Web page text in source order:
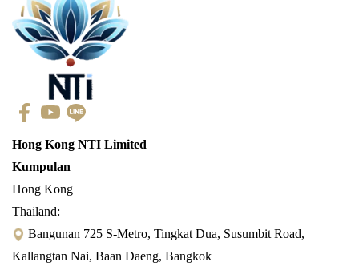
Hong Kong NTI Limited
Kumpulan
Hong Kong
Thailand:
Bangunan 725 S-Metro, Tingkat Dua, Susumbit Road,
Kallangtan Nai, Baan Daeng, Bangkok